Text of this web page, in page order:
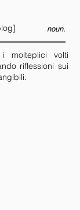
noun.
molteplici volti
riflessioni sui